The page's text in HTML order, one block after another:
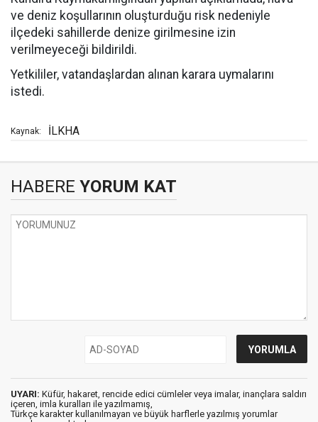
ve deniz koşullarının oluşturduğu risk nedeniyle
ilçedeki sahillerde denize girilmesine izin
verilmeyeceği bildirildi.
Yetkililer, vatandaşlardan alınan karara uymalarını
istedi.
Kaynak: İLKHA
HABERE YORUM KAT
UYARI: Küfür, hakaret, rencide edici cümleler veya imalar, inançlara saldırı
içeren, imla kuralları ile yazılmamış,
Türkçe karakter kullanılmayan ve büyük harflerle yazılmış yorumlar